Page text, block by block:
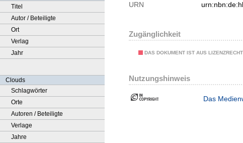
Titel
Autor / Beteiligte
Ort
Verlag
Jahr
Clouds
Schlagwörter
Orte
Autoren / Beteiligte
Verlage
Jahre
URN
Zugänglichkeit
DAS DOKUMENT IST AUS
Nutzungshinweis
Das